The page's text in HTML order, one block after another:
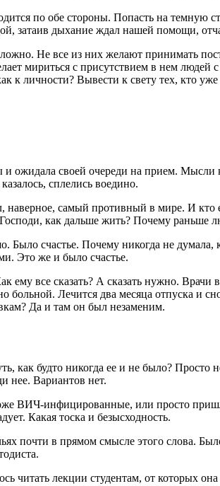
по обе стороны. Попасть на
затаив дыхание ждал нашей помощи,
Не все из них желают принимать
мириться с присутствием в нем
к личности? Вывести к свету тех, кто
ожидала своей очереди на прием.
сплелись воедино.
самый противный в мире. И кто
как дальше жить? Почему раньше
Было счастье. Почему никогда не думала,
Это же и было счастье.
ему все сказать? А сказать нужно.
больной. Лечится два месяца отпуска и
Да и там он был незаменим.
как будто никогда ее и не было?
нее. Вариантов нет.
ВИЧ-инфицированные, или просто
Какая тоска и безысходность.
почти в прямом смысле этого слова.
читать лeкции студентам, от которых